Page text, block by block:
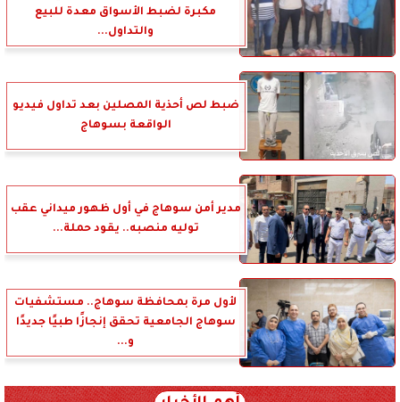
مكبرة لضبط الأسواق معدة للبيع
والتداول...
ضبط لص أحذية المصلين بعد تداول فيديو
الواقعة بسوهاج
مدير أمن سوهاج في أول ظهور ميداني عقب
توليه منصبه.. يقود حملة...
لأول مرة بمحافظة سوهاج.. مستشفيات
سوهاج الجامعية تحقق إنجازًا طبيًا جديدًا
و...